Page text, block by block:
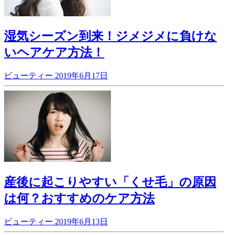
湿気シーズン到来！ジメジメに負けな
いヘアケア方法！
ビューティー 2019年6月17日
産後に起こりやすい「くせ毛」の原因
は何？おすすめのケア方法
ビューティー 2019年6月13日